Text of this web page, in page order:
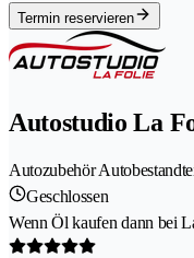
Termin reservieren
Autostudio La
Autozubehör
Geschlossen
Wenn Öl kaufen dann bei